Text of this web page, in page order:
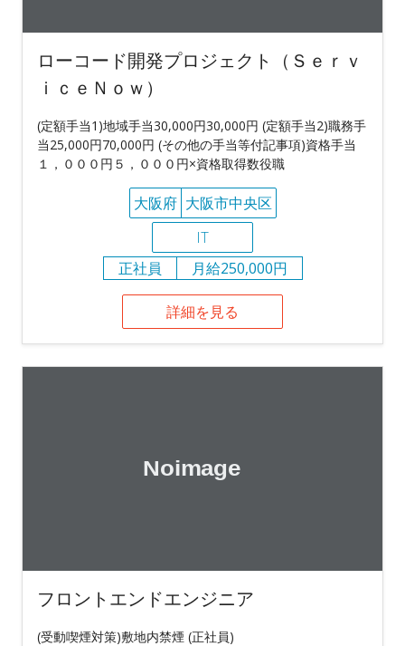
ローコード開発プロジェクト（Ｓｅｒｖ
ｉｃｅＮｏｗ）
(定額手当1)地域手当30,000円30,000円 (定額手当2)職務手
当25,000円70,000円 (その他の手当等付記事項)資格手当
１，０００円５，０００円×資格取得数役職
大阪府 大阪市中央区
IT
正社員
月給250,000円
詳細を見る
フロントエンドエンジニア
(受動喫煙対策)敷地内禁煙 (正社員)